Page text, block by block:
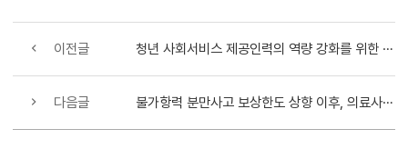
이전글 청년 사회서비스 제공인력의 역량 강화를 위한 맞춤교육 실시
다음글 불가항력 분만사고 보상한도 상향 이후, 의료사고 보상심의위원회 첫 개최